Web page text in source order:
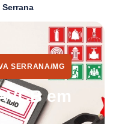
Serrana
SERRANA/MG
em